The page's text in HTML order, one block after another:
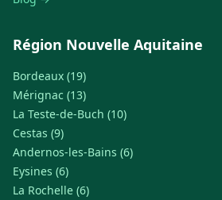
Région Nouvelle Aquitaine
Bordeaux (19)
Mérignac (13)
La Teste-de-Buch (10)
Cestas (9)
Andernos-les-Bains (6)
Eysines (6)
La Rochelle (6)